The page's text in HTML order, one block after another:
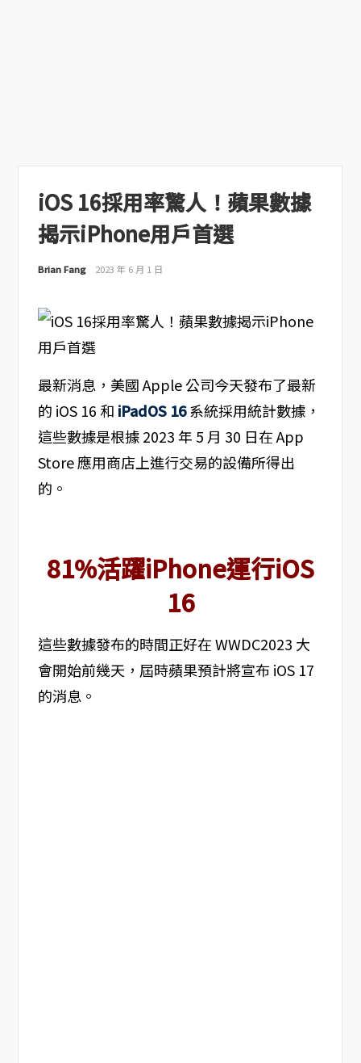
iOS 16採用率驚人！蘋果數據
揭示iPhone用戶首選
Brian Fang 2023 年 6 月 1 日
最新消息，美國 Apple 公司今天發布了最新
的 iOS 16 和 iPadOS 16系統採用統計數據，
這些數據是根據 2023 年 5 月 30 日在 App
Store 應用商店上進行交易的設備所得出
的。
81%活躍iPhone運行iOS
16
這些數據發布的時間正好在 WWDC2023 大
會開始前幾天，屆時蘋果預計將宣布 iOS 17
的消息。